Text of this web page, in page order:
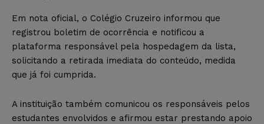
Em nota oficial, o Colégio Cruzeiro informou que
registrou boletim de ocorrência e notificou a
plataforma responsável pela hospedagem da lista,
solicitando a retirada imediata do conteúdo, medida
que já foi cumprida.
A instituição também comunicou os responsáveis pelos
estudantes envolvidos e afirmou estar prestando apoio